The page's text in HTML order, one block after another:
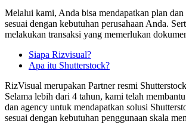
Melalui kami, Anda bisa mendapatkan plan
sesuai dengan kebutuhan perusahaan Anda.
melakukan transaksi yang memerlukan
Siapa Rizvisual?
Apa itu Shutterstock?
RizVisual merupakan Partner resmi
Selama lebih dari 4 tahun, kami telah
dan agency untuk mendapatkan solusi
sesuai dengan kebutuhan penggunaan skala